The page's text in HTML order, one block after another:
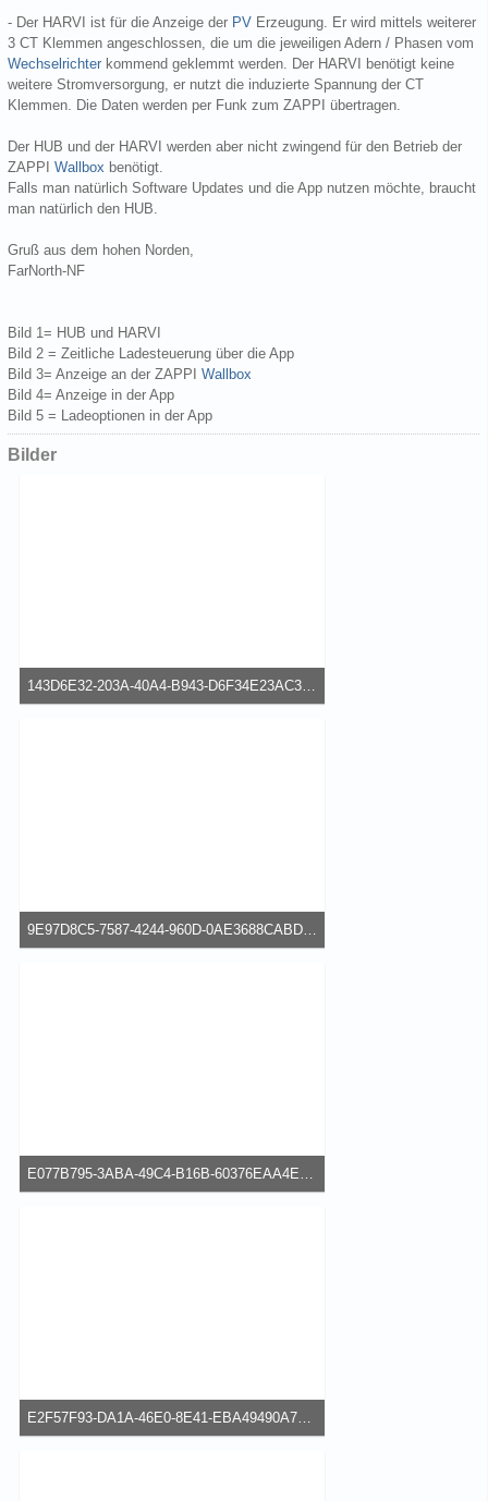
- Der HARVI ist für die Anzeige der PV Erzeugung. Er wird mittels weiterer
3 CT Klemmen angeschlossen, die um die jeweiligen Adern / Phasen vom
Wechselrichter kommend geklemmt werden. Der HARVI benötigt keine
weitere Stromversorgung, er nutzt die induzierte Spannung der CT
Klemmen. Die Daten werden per Funk zum ZAPPI übertragen.
Der HUB und der HARVI werden aber nicht zwingend für den Betrieb der
ZAPPI Wallbox benötigt.
Falls man natürlich Software Updates und die App nutzen möchte, braucht
man natürlich den HUB.
Gruß aus dem hohen Norden,
FarNorth-NF
Bild 1= HUB und HARVI
Bild 2 = Zeitliche Ladesteuerung über die App
Bild 3= Anzeige an der ZAPPI Wallbox
Bild 4= Anzeige in der App
Bild 5 = Ladeoptionen in der App
Bilder
143D6E32-203A-40A4-B943-D6F34E23AC35.jpeg
60,44 kB, 640×480, 72 mal angesehen
9E97D8C5-7587-4244-960D-0AE3688CABD7.png
104,71 kB, 337×600, 65 mal angesehen
E077B795-3ABA-49C4-B16B-60376EAA4ED8.jpeg
42,95 kB, 640×480, 62 mal angesehen
E2F57F93-DA1A-46E0-8E41-EBA49490A7C1.png
167,29 kB, 337×600, 71 mal angesehen